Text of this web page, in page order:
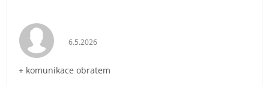
Hodnocení obchodu je 5 z 5 hvězdiček.
6.5.2026
+ komunikace obratem